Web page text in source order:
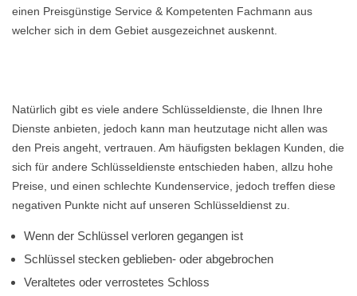
einen Preisgünstige Service & Kompetenten Fachmann aus
welcher sich in dem Gebiet ausgezeichnet auskennt.
Natürlich gibt es viele andere Schlüsseldienste, die Ihnen Ihre
Dienste anbieten, jedoch kann man heutzutage nicht allen was
den Preis angeht, vertrauen. Am häufigsten beklagen Kunden, die
sich für andere Schlüsseldienste entschieden haben, allzu hohe
Preise, und einen schlechte Kundenservice, jedoch treffen diese
negativen Punkte nicht auf unseren Schlüsseldienst zu.
Wenn der Schlüssel verloren gegangen ist
Schlüssel stecken geblieben- oder abgebrochen
Veraltetes oder verrostetes Schloss